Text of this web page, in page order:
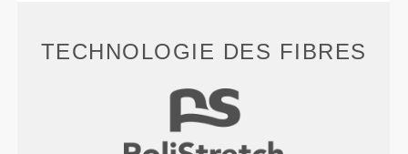
TECHNOLOGIE DES FIBRES